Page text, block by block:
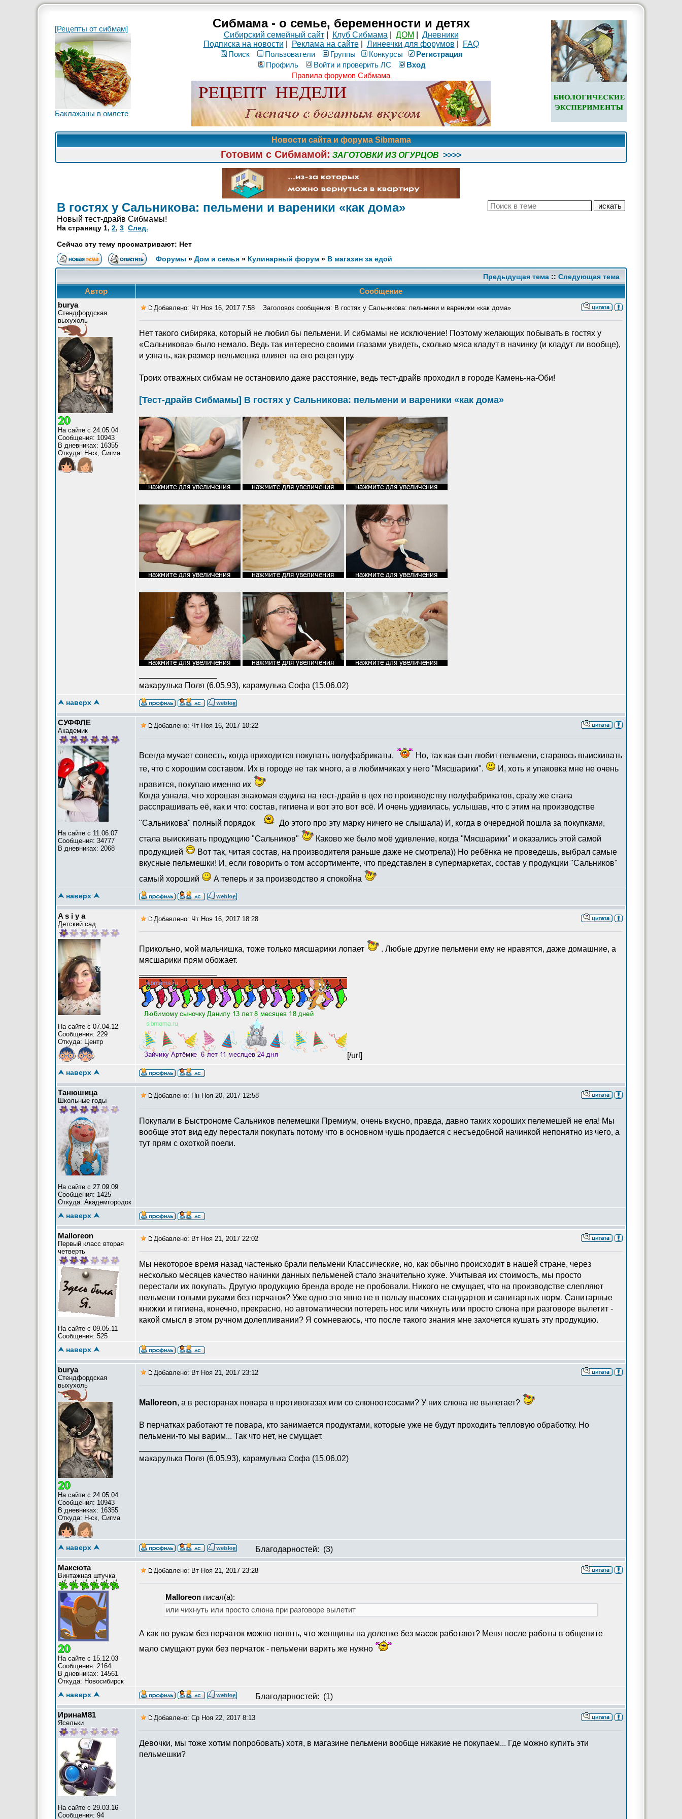
[Рецепты от сибмам]
Баклажаны в омлете
Сибмама - о семье, беременности и детях
Сибирский семейный сайт| Клуб Сибмама ДОМ
Дневники
Подписка на новости
Реклама на сайте| Линеечки для форумов
FAQ
Поиск
Пользователи Группы Конкурсы
Рeгиcтpaция
Профиль
Войти и проверить ЛС
Вход
Правила форумов Сибмама
Новости сайта и форума Sibmama
Готовим с Сибмамой: ЗАГОТОВКИ ИЗ ОГУРЦОВ >>>>
В гостях у Сальникова: пельмени и вареники «как дома»
Новый тест-драйв Сибмамы!
На страницу 1, 2, 3 След.
Сейчас эту тему просматривают: Нет
Форумы » Дом и семья » Кулинарный форум » В магазин за едой
Предыдущая тема :: Следующая тема
Автор
Сообщение
burya
Стендфордская
выхухоль
На сайте с 24.05.04
Сообщения: 10943
В дневниках: 16355
Откуда: Н-ск, Сигма
Добавлено: Чт Ноя 16, 2017 7:58 Заголовок сообщения: В гостях у Сальникова: пельмени и вареники «как дома»
Нет такого сибиряка, который не любил бы пельмени. И сибмамы не исключение! Поэтому желающих побывать в гостях у
«Сальникова» было немало. Ведь так интересно своими глазами увидеть, сколько мяса кладут в начинку (и кладут ли вообще),
и узнать, как размер пельмешка влияет на его рецептуру.
Троих отважных сибмам не остановило даже расстояние, ведь тест-драйв проходил в городе Камень-на-Оби!
[Тест-драйв Сибмамы] В гостях у Сальникова: пельмени и вареники «как дома»
макарулька Поля (6.05.93), карамулька Софа (15.06.02)
⮝ наверх ⮝
СУФФЛЕ
Академик
На сайте с 11.06.07
Сообщения: 34777
В дневниках: 2068
Добавлено: Чт Ноя 16, 2017 10:22
Всегда мучает совесть, когда приходится покупать полуфабрикаты.
Но, так как сын любит пельмени, стараюсь выискивать
те, что с хорошим составом. Их в городе не так много, а в любимчиках у него "Мясшарики".
И, хоть и упаковка мне не очень
нравится, покупаю именно их
Когда узнала, что хорошая знакомая ездила на тест-драйв в цех по производству полуфабрикатов, сразу же стала
расспрашивать её, как и что: состав, гигиена и вот это вот всё. И очень удивилась, услышав, что с этим на производстве
"Сальникова" полный порядок
До этого про эту марку ничего не слышала) И, когда в очередной пошла за покупками,
стала выискивать продукцию "Сальников"
Каково же было моё удивление, когда "Мясшарики" и оказались этой самой
продукцией
Вот так, читая состав, на производителя раньше даже не смотрела)) Но ребёнка не проведешь, выбрал самые
вкусные пельмешки! И, если говорить о том ассортименте, что представлен в супермаркетах, состав у продукции "Сальников"
самый хороший
А теперь и за производство я спокойна
⮝ наверх ⮝
A s i y a
Детский сад
На сайте с 07.04.12
Сообщения: 229
Откуда: Центр
Добавлено: Чт Ноя 16, 2017 18:28
Прикольно, мой мальчишка, тоже только мясшарики лопает
. Любые другие пельмени ему не нравятся, даже домашние, а
мясшарики прям обожает.
[/url]
⮝ наверх ⮝
Танюшица
Школьные годы
На сайте с 27.09.09
Сообщения: 1425
Откуда: Академгородок
Добавлено: Пн Ноя 20, 2017 12:58
Покупали в Быстрономе Сальников пелемешки Премиум, очень вкусно, правда, давно таких хороших пелемешей не ела! Мы
вообще этот вид еду перестали покупать потому что в основном чушь продается с несъедобной начинкой непонятно из чего, а
тут прям с охоткой поели.
⮝ наверх ⮝
Malloreon
Первый класс вторая
четверть
На сайте с 09.05.11
Сообщения: 525
Добавлено: Вт Ноя 21, 2017 22:02
Мы некоторое время назад частенько брали пельмени Классические, но, как обычно происходит в нашей стране, через
несколько месяцев качество начинки данных пельменей стало значительно хуже. Учитывая их стоимость, мы просто
перестали их покупать. Другую продукцию бренда вроде не пробовали. Никого не смущает, что на производстве слепляют
пельмени голыми руками без перчаток? Уже одно это явно не в пользу высоких стандартов и санитарных норм. Санитарные
книжки и гигиена, конечно, прекрасно, но автоматически потереть нос или чихнуть или просто слюна при разговоре вылетит -
какой смысл в этом ручном долепливании? Я сомневаюсь, что после такого знания мне захочется кушать эту продукцию.
⮝ наверх ⮝
burya
Стендфордская
выхухоль
На сайте с 24.05.04
Сообщения: 10943
В дневниках: 16355
Откуда: Н-ск, Сигма
Добавлено: Вт Ноя 21, 2017 23:12
Malloreon, а в ресторанах повара в противогазах или со слюноотсосами? У них слюна не вылетает?
В перчатках работают те повара, кто занимается продуктами, которые уже не будут проходить тепловую обработку. Но
пельмени-то мы варим... Так что нет, не смущает.
макарулька Поля (6.05.93), карамулька Софа (15.06.02)
⮝ наверх ⮝ Благодарностей: (3)
Максюта
Винтажная штучка
На сайте с 15.12.03
Сообщения: 2164
В дневниках: 14561
Откуда: Новосибирск
Добавлено: Вт Ноя 21, 2017 23:28
Malloreon писал(а):
или чихнуть или просто слюна при разговоре вылетит
А как по рукам без перчаток можно понять, что женщины на долепке без масок работают? Меня после работы в общепите
мало смущают руки без перчаток - пельмени варить же нужно
⮝ наверх ⮝ Благодарностей: (1)
ИринаМ81
Ясельки
На сайте с 29.03.16
Сообщения: 94
Добавлено: Ср Ноя 22, 2017 8:13
Девочки, мы тоже хотим попробовать) хотя, в магазине пельмени вообще никакие не покупаем... Где можно купить эти
пельмешки?